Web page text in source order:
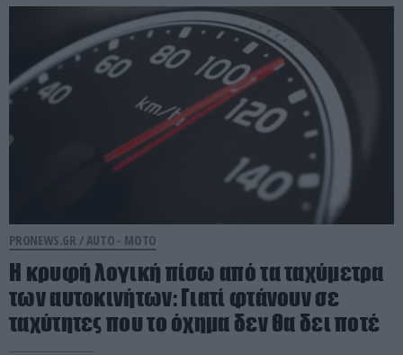
PRONEWS.GR /AUTO - MOTO
Η κρυφή λογική πίσω από τα ταχύμετρα
των αυτοκινήτων: Γιατί φτάνουν σε
ταχύτητες που το όχημα δεν θα δει ποτέ